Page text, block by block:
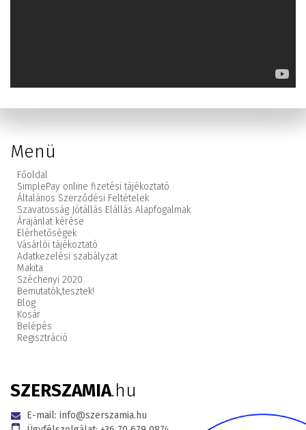
Menü
Főoldal
SimplePay online fizetési tájékoztató
Általános Szerződési Feltételek
Szavatosság Jótállás Elállás Alapfogalmak
Árajánlat kérése
Elérhetőségek
Vásárlói tájékoztató
Adatkezelési szabályzat
Makita
Széchenyi 2020
Bemutatók,tesztek!
Blog
Kosár
Belépés
Regisztráció
SZERSZAMIA.hu
E-mail: info@szerszamia.hu